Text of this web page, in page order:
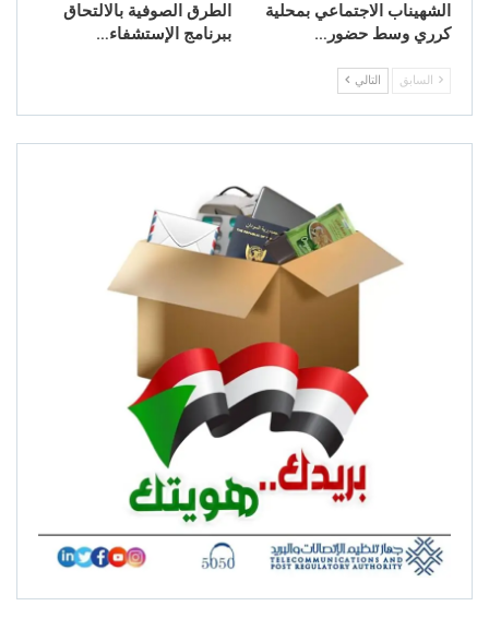
الشهيناب الاجتماعي بمحلية
كرري وسط حضور…
الطرق الصوفية بالالتحاق
ببرنامج الإستشفاء…
السابق التالي